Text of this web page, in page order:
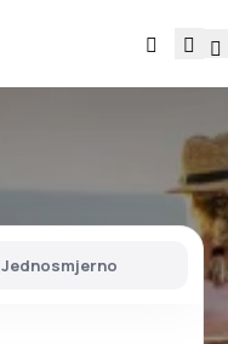
Jednosmjerno